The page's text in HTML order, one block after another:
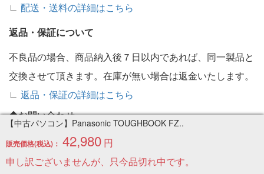
【中古パソコン】Panasonic TOUGHBOOK FZ..
販売価格(税込)： 42,980 円
申し訳ございませんが、只今品切れ中です。
∟ 配送・送料の詳細はこちら
返品・保証について
不良品の場合、商品納入後７日以内であれば、同一製品と
交換させて頂きます。在庫が無い場合は返金いたします。
∟ 返品・保証の詳細はこちら
◆お問い合わせ
受付：お問い合わせフォームより対応
なるべく早く対応させていただきますが、現在のところ10